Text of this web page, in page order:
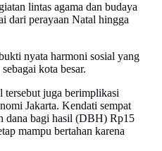
lintas agama dan budaya
dari perayaan Natal hingga
nyata harmoni sosial yang
kota besar.
tersebut juga berimplikasi
Jakarta. Kendati sempat
dana bagi hasil (DBH) Rp15
mampu bertahan karena